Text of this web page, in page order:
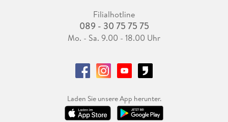
Filialhotline
089 - 30 75 75 75
Mo. - Sa. 9.00 - 18.00 Uhr
Laden Sie unsere App herunter.